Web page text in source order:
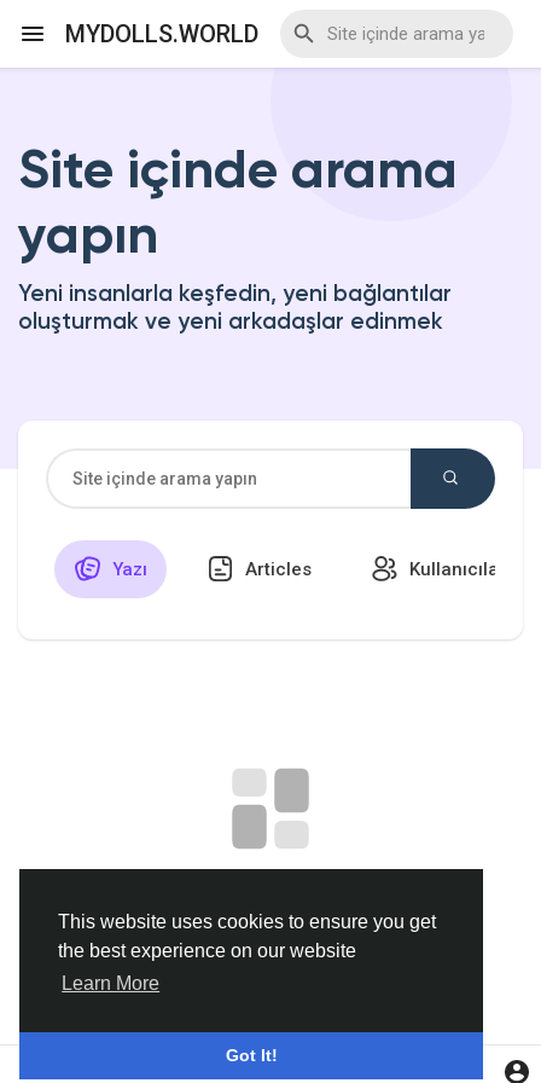
This website uses cookies to ensure you get
the best experience on our website
Learn More
Got It!
MYDOLLS.WORLD
Discover Events
My Events
Discover Gruplar
Popular Posts
Discover Posts
Site içinde arama
yapın
Yeni insanlarla keşfedin, yeni bağlantılar
oluşturmak ve yeni arkadaşlar edinmek
Yazı Articles Kullanıcılar